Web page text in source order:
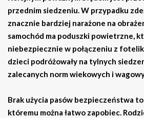
przednim siedzeniu. W przypadku
znacznie bardziej narażone na
samochód ma poduszki powietrzne,
niebezpiecznie w połączeniu z
dzieci podróżowały na tylnych
zalecanych norm wiekowych i
Brak użycia pasów bezpieczeństwa
któremu można łatwo zapobiec.